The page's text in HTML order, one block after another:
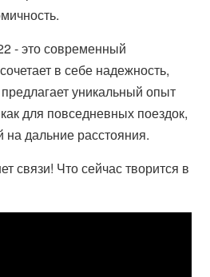
- это современный
в себе надежность,
уникальный опыт
для повседневных поездок,
на дальние расстояния.
связи! Что сейчас творится в